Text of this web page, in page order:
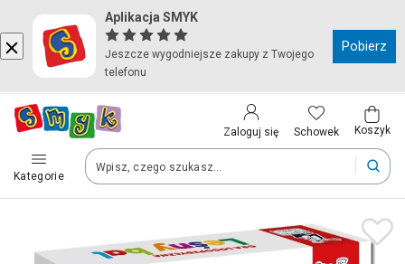
Aplikacja SMYK
Jeszcze wygodniejsze zakupy z Twojego
telefonu
Pobierz
Zaloguj się Schowek Koszyk
Kategorie
Kraj i język
Polska (Poland)
Twoje zamówienia dostarczymy na teren wybranego kraju.